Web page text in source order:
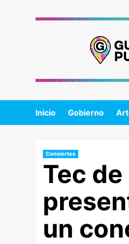
Inicio Gobierno
Conciertos
Tec
un